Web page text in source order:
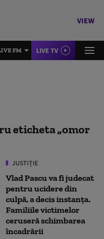
VIEW
FM LIVE TV
eticheta omor
JUSTIȚIE
Vlad Pascu va fi judecat
pentru ucidere din
culpă, a decis instanța.
Familiile victimelor
ceruseră schimbarea
încadrării